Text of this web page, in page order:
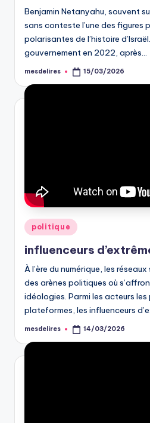
Benjamin Netanyahu, souvent
sans conteste l’une des figures
polarisantes de l’histoire
gouvernement en 2022, après…
Posted
mesdelires 15/03/2026
Posted
in
politique
influenceurs
À l’ère du numérique, les
des arènes politiques où
idéologies. Parmi les acteurs
plateformes, les influenceurs
Posted
mesdelires 14/03/2026